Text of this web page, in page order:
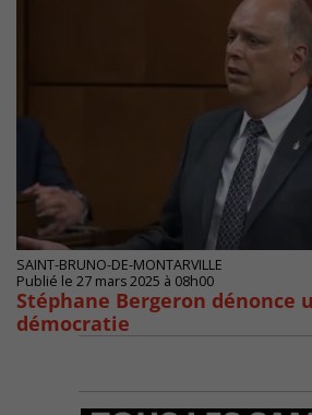
SAINT-BRUNO-DE-MONTARVILLE
Publié le 27 mars 2025 à 08h00
Stéphane Bergeron dénonce
démocratie